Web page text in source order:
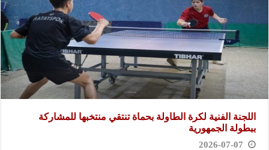
اللجنة الفنية لكرة الطاولة بحماة تنتقي منتخبها للمشاركة
ببطولة الجمهورية
2026-07-07